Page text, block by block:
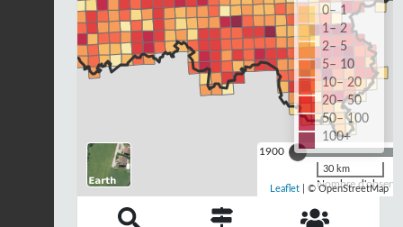
1900
Nombre
0– 1
1– 2
2– 5
5– 10
10– 20
20– 50
50– 100
100+
30 km
Leaflet | © OpenStreetMap